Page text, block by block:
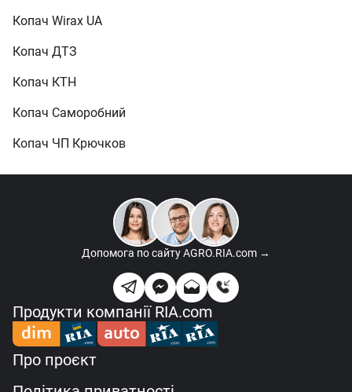
Копач Wirax UA
Копач ДТЗ
Копач КТН
Копач Саморобний
Копач ЧП Крючков
Допомога по сайтуAGRO.RIA.com →
Продукти компанії RIA.com
Про проєкт